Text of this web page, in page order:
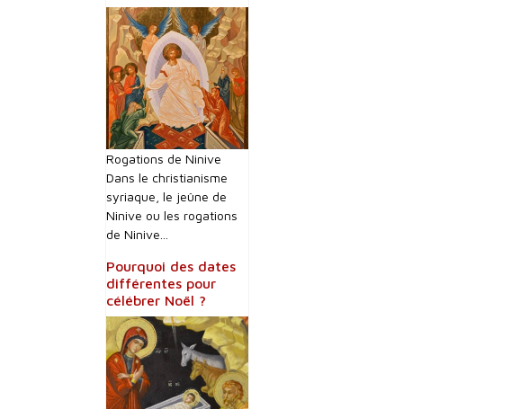
Rogations de Ninive
Dans le christianisme
syriaque, le jeûne de
Ninive ou les rogations
de Ninive...
Pourquoi des dates
différentes pour
célébrer Noël ?